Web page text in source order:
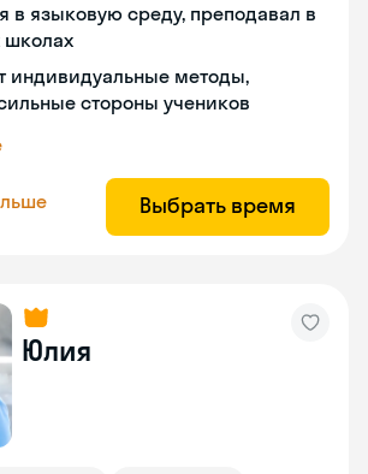
в языковую среду, преподавал в
школах
индивидуальные методы,
стороны учеников
Выбрать время
Юлия